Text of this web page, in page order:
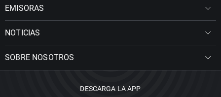
EMISORAS
NOTICIAS
SOBRE NOSOTROS
DESCARGA LA APP